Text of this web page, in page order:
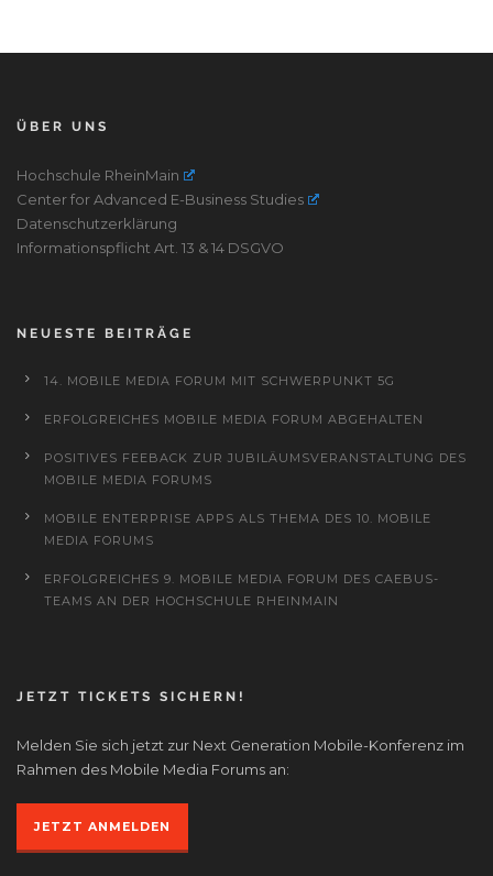
ÜBER UNS
Hochschule RheinMain
Center for Advanced E-Business Studies
Datenschutzerklärung
Informationspflicht Art. 13 & 14 DSGVO
NEUESTE BEITRÄGE
14. MOBILE MEDIA FORUM MIT SCHWERPUNKT 5G
ERFOLGREICHES MOBILE MEDIA FORUM ABGEHALTEN
POSITIVES FEEBACK ZUR JUBILÄUMSVERANSTALTUNG DES
MOBILE MEDIA FORUMS
MOBILE ENTERPRISE APPS ALS THEMA DES 10. MOBILE
MEDIA FORUMS
ERFOLGREICHES 9. MOBILE MEDIA FORUM DES CAEBUS-
TEAMS AN DER HOCHSCHULE RHEINMAIN
JETZT TICKETS SICHERN!
Melden Sie sich jetzt zur Next Generation Mobile-Konferenz im
Rahmen des Mobile Media Forums an:
JETZT ANMELDEN